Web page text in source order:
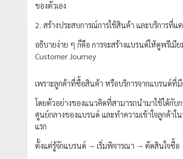
ของตัวเอง
2. สร้างประสบการณ์การใช้สินค้า และบริการที่แ
อธิบายง่าย ๆ ก็คือ การจะสร้างแบรนด์ให้ดูพรีเ
Customer Journey
เพราะลูกค้าที่ซื้อสินค้า หรือบริการจากแบรนด์ที่
โดยตัวอย่างของแนวคิดที่สามารถนำมาใช้ได้กั
ศูนย์กลางของแบรนด์ และทำความเข้าใจลูกค้
แรก
ตั้งแต่รู้จักแบรนด์ → เริ่มพิจารณา → ตัดสินใจซื้อ